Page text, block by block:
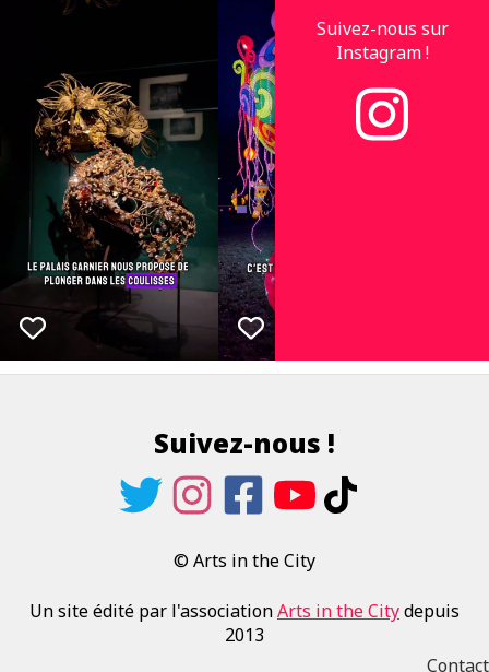
Suivez-nous sur
Instagram !
Suivez-nous !
© Arts in the City
Un site édité par l'associationArts in the Citydepuis
2013
Contact